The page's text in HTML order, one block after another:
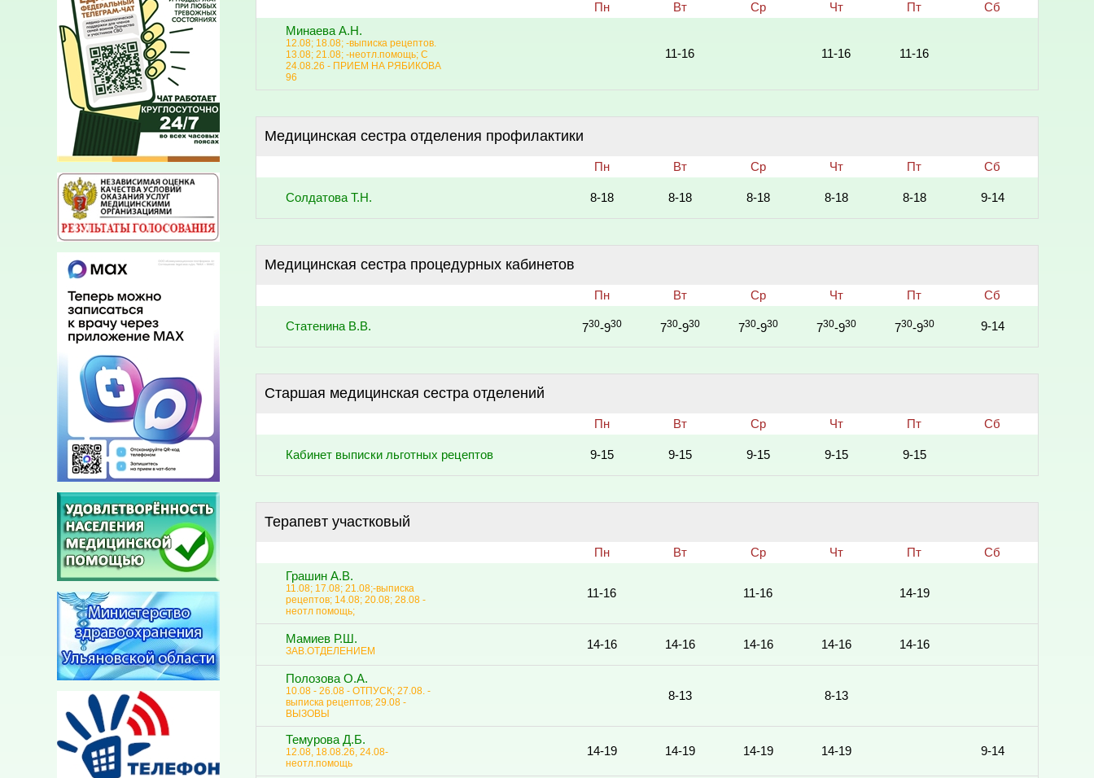
Пн Вт Ср Чт Пт
Сб
Минаева А.Н.
12.08; 18.08; -выписка рецептов.
13.08; 21.08; -неотл.помощь; С
24.08.26 - ПРИЕМ НА РЯБИКОВА
96
11-16 11-16 11-16
Медицинская сестра отделения профилактики
Пн Вт Ср Чт Пт Сб
Солдатова Т.Н. 8-18 8-18 8-18 8-18 8-18 9-14
Медицинская сестра процедурных кабинетов
Пн Вт Ср Чт Пт Сб
Статенина В.В. 730-930 730-930 730-930 730-930 730-930 9-14
Старшая медицинская сестра отделений
Пн Вт Ср Чт Пт Сб
Кабинет выписки льготных рецептов 9-15 9-15 9-15 9-15 9-15
Терапевт участковый
Пн Вт Ср Чт Пт
Сб
Грашин А.В.
11.08; 17.08; 21.08;-выписка
рецептов; 14.08; 20.08; 28.08 -
неотл помощь;
11-16 11-16 14-19
Мамиев Р.Ш.
ЗАВ.ОТДЕЛЕНИЕМ 14-16 14-16 14-16 14-16 14-16
Полозова О.А.
10.08 - 26.08 - ОТПУСК; 27.08. -
выписка рецептов; 29.08 -
ВЫЗОВЫ
8-13 8-13
Темурова Д.Б.
12.08, 18.08.26, 24.08-
неотл.помощь
14-19 14-19 14-19 14-19 9-14